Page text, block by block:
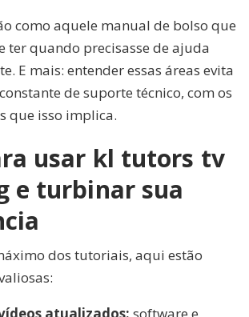
como aquele manual de bolso que
ter quando precisasse de ajuda
E mais: entender essas áreas evita
de suporte técnico, com os
que isso implica.
usar kl tutors tv
e turbinar sua
dos tutoriais, aqui estão